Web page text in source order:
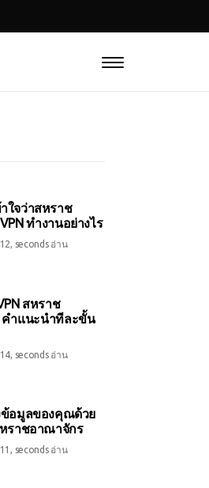
ใจว่าสหราช
ทำงานอย่างไร
seconds อ่าน
สหราช
คำแนะนำทีละขั้น
seconds อ่าน
ข้อมูลของคุณด้วย
ราชอาณาจักร
seconds อ่าน